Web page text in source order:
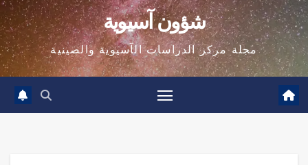
شؤون آسيوية
مجلة مركز الدراسات الآسيوية والصينية